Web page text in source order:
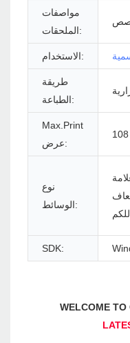
مواصفات
الملحقات:
الاستخدام:
طريقة
الطباعة:
Max.Print
عرض:
نوع
الوسائط:
SDK: